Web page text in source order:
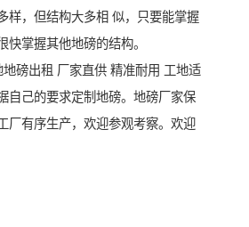
样，但结构大多相 似，只要能掌握
快掌握其他地磅的结构。
磅出租 厂家直供 精准耐用 工地适
自己的要求定制地磅。地磅厂家保
厂有序生产，欢迎参观考察。欢迎